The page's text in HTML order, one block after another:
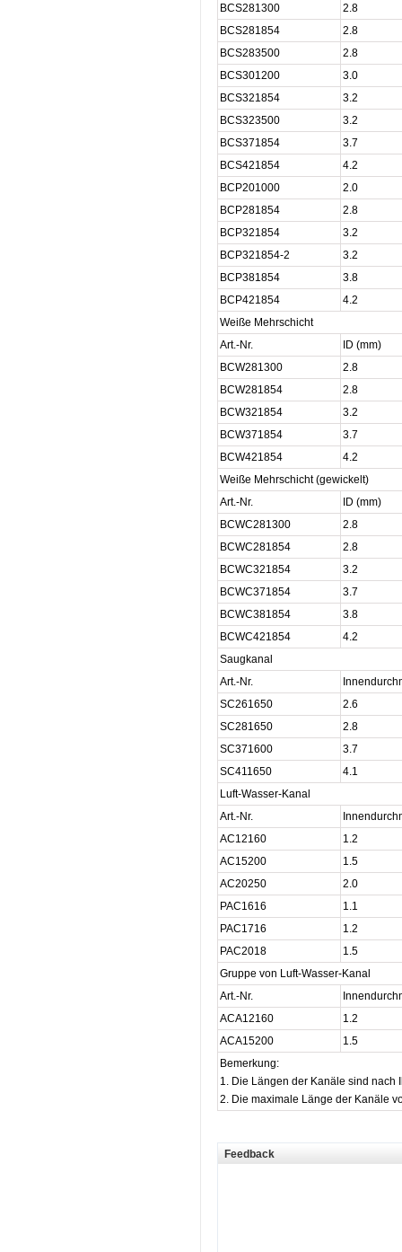
BCS281300
2.8
BCS281854
2.8
BCS283500
2.8
BCS301200
3.0
BCS321854
3.2
BCS323500
3.2
BCS371854
3.7
BCS421854
4.2
BCP201000
2.0
BCP281854
2.8
BCP321854
3.2
BCP321854-2
3.2
BCP381854
3.8
BCP421854
4.2
Weiße Mehrschicht
Art.-Nr.
ID (mm)
BCW281300
2.8
BCW281854
2.8
BCW321854
3.2
BCW371854
3.7
BCW421854
4.2
Weiße Mehrschicht (gewickelt)
Art.-Nr.
ID (mm)
BCWC281300
2.8
BCWC281854
2.8
BCWC321854
3.2
BCWC371854
3.7
BCWC381854
3.8
BCWC421854
4.2
Saugkanal
Art.-Nr.
SC261650
2.6
SC281650
2.8
SC371600
3.7
SC411650
4.1
Luft-Wasser-Kanal
Art.-Nr.
AC12160
1.2
AC15200
1.5
AC20250
2.0
PAC1616
1.1
PAC1716
1.2
PAC2018
1.5
Gruppe von Luft-Wasser-Kanal
Art.-Nr.
ACA12160
1.2
ACA15200
1.5
Bemerkung:
1. Die Längen der Kanäle sind nach
2. Die maximale Länge der Kanäle
Feedback